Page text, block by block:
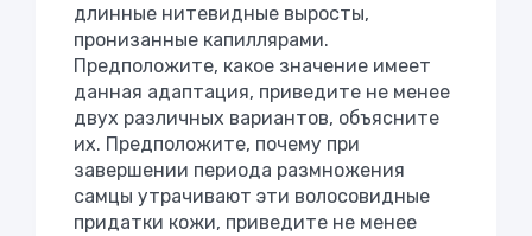
длинные нитевидные выросты,
пронизанные капиллярами.
Предположите, какое значение имеет
данная адаптация, приведите не менее
двух различных вариантов, объясните
их. Предположите, почему при
завершении периода размножения
самцы утрачивают эти волосовидные
придатки кожи, приведите не менее